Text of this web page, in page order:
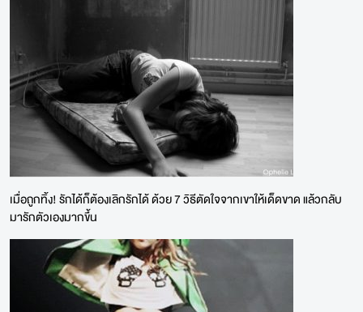
เมื่อถูกทิ้ง! รักได้ก็ต้องเลิกรักได้ ด้วย 7 วิธีตัดใจจากเขาให้เด็ดขาด แล้วกลับ
มารักตัวเองมากขึ้น